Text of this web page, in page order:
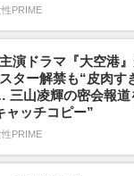
PRIME
演ドラマ『大空港
ター解禁も“皮肉す
三山凌輝の密会報道
ャッチコピー”
PRIME